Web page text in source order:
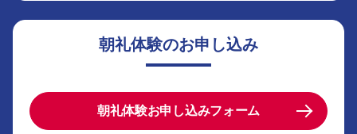
朝礼体験のお申し込み
朝礼体験お申し込みフォーム